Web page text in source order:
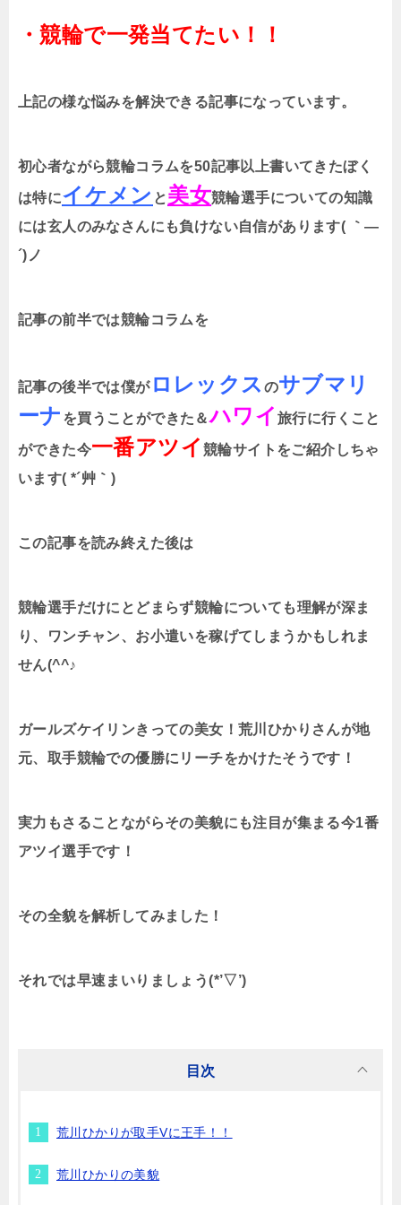
・競輪で一発当てたい！！
上記の様な悩みを解決できる記事になっています。
初心者ながら競輪コラムを50記事以上書いてきたぼく
は特にイケメン と美女競輪選手についての知識
には玄人のみなさんにも負けない自信があります( ｀―
´)ノ
記事の前半では競輪コラムを
記事の後半では僕がロレックス のサブマリ
ーナ を買うことができた＆ハワイ旅行に行くこと
ができた今一番アツイ 競輪サイトをご紹介しちゃ
います( *´艸｀)
この記事を読み終えた後は
競輪選手だけにとどまらず競輪についても理解が深ま
り、ワンチャン、お小遣いを稼げてしまうかもしれま
せん(^^♪
ガールズケイリンきっての美女！荒川ひかりさんが地
元、取手競輪での優勝にリーチをかけたそうです！
実力もさることながらその美貌にも注目が集まる今1番
アツイ選手です！
その全貌を解析してみました！
それでは早速まいりましょう(*’▽’)
目次
荒川ひかりが取手Vに王手！！
荒川ひかりの美貌